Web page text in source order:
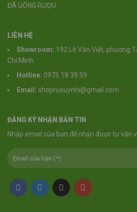
ĐÃ UỐNG RƯỢU.
LIÊN HỆ
Showroom: 192 Lê Văn Việt, phường
Chí Minh
Hotline: 0975 18 39 59
Email: shopruouynhi@gmail.com
ĐĂNG KÝ NHẬN BẢN TIN
Nhập email của bạn để nhận được tư vấn